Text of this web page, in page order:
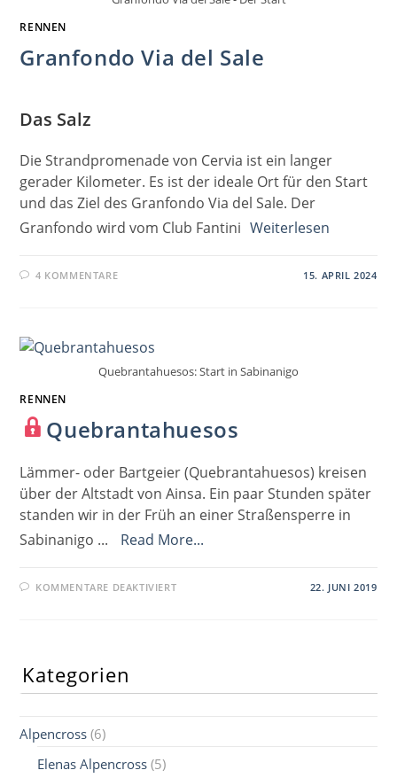
RENNEN
Granfondo Via del Sale
Das Salz
Die Strandpromenade von Cervia ist ein langer
gerader Kilometer. Es ist der ideale Ort für den Start
und das Ziel des Granfondo Via del Sale. Der
Granfondo wird vom Club Fantini Weiterlesen
4 KOMMENTARE 15. APRIL 2024
Quebrantahuesos: Start in Sabinanigo
RENNEN
Quebrantahuesos
Lämmer- oder Bartgeier (Quebrantahuesos) kreisen
über der Altstadt von Ainsa. Ein paar Stunden später
standen wir in der Früh an einer Straßensperre in
Sabinanigo ...
Read More...
KOMMENTARE DEAKTIVIERTFÜR
22. JUNI 2019
Kategorien
Alpencross (6)
Elenas Alpencross (5)